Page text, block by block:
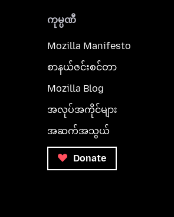
ကုမ္ပဏီ
Mozilla Manifesto
စာနယ်ဇင်းစင်တာ
Mozilla Blog
အလုပ်အကိုင်များ
အဆက်အသွယ်
Donate